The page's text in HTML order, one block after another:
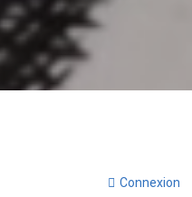
Connexion